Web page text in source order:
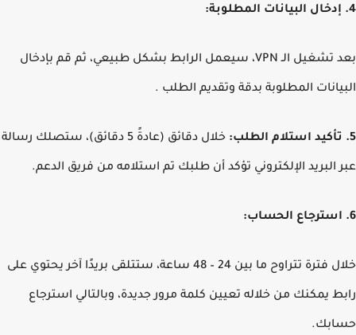
بعد تشغيل الـ VPN، سيعمل الرابط بشكل طبيعي، ثم قم بإدخال
المطلوبة بدقة وتقديم الطلب .
خلال دقائق (عادةً 5 دقائق)، ستصلك رسالة
البريد الإلكتروني تؤكد أن طلبك تم استلامه من فريق الدعم.
خلال فترة تتراوح ما بين 24 – 48 ساعة، ستتلقى بريدًا آخر يحتوي على
يمكنك من خلاله تعيين كلمة مرور جديدة، وبالتالي استرجاع